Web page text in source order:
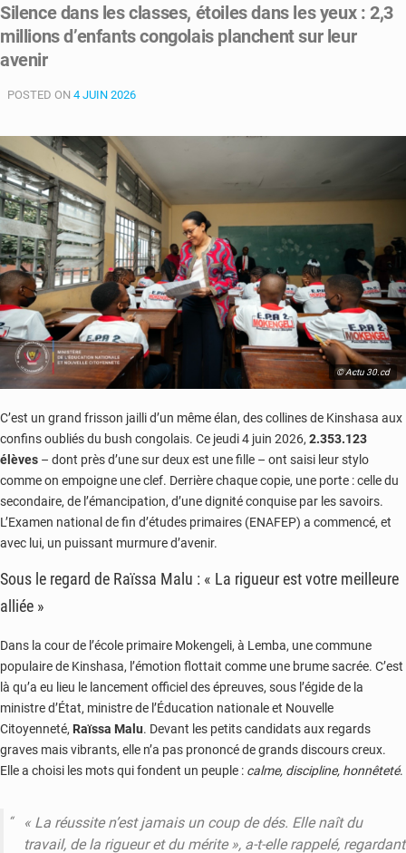
:
plus
million
vers
leur
avenir,
les
filles
en
première
ligne
Silence dans les classes, étoiles dans les yeux : 2,3
millions d’enfants congolais planchent sur leur
avenir
POSTED ON 4 JUIN 2026
© Actu 30.cd
C’est un grand frisson jailli d’un même élan, des collines de Kinshasa aux
confins oubliés du bush congolais. Ce jeudi 4 juin 2026, 2.353.123
élèves – dont près d’une sur deux est une fille – ont saisi leur stylo
comme on empoigne une clef. Derrière chaque copie, une porte : celle du
secondaire, de l’émancipation, d’une dignité conquise par les savoirs.
L’Examen national de fin d’études primaires (ENAFEP) a commencé, et
avec lui, un puissant murmure d’avenir.
Sous le regard de Raïssa Malu : « La rigueur est votre meilleure
alliée »
Dans la cour de l’école primaire Mokengeli, à Lemba, une commune
populaire de Kinshasa, l’émotion flottait comme une brume sacrée. C’est
là qu’a eu lieu le lancement officiel des épreuves, sous l’égide de la
ministre d’État, ministre de l’Éducation nationale et Nouvelle
Citoyenneté, Raïssa Malu. Devant les petits candidats aux regards
graves mais vibrants, elle n’a pas prononcé de grands discours creux.
Elle a choisi les mots qui fondent un peuple : calme, discipline, honnêteté.
« La réussite n’est jamais un coup de dés. Elle naît du
travail, de la rigueur et du mérite », a-t-elle rappelé, regardant